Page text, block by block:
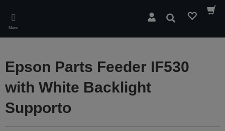
main
content
Menu
Cerca
Epson Parts Feeder IF530
with White Backlight
Supporto